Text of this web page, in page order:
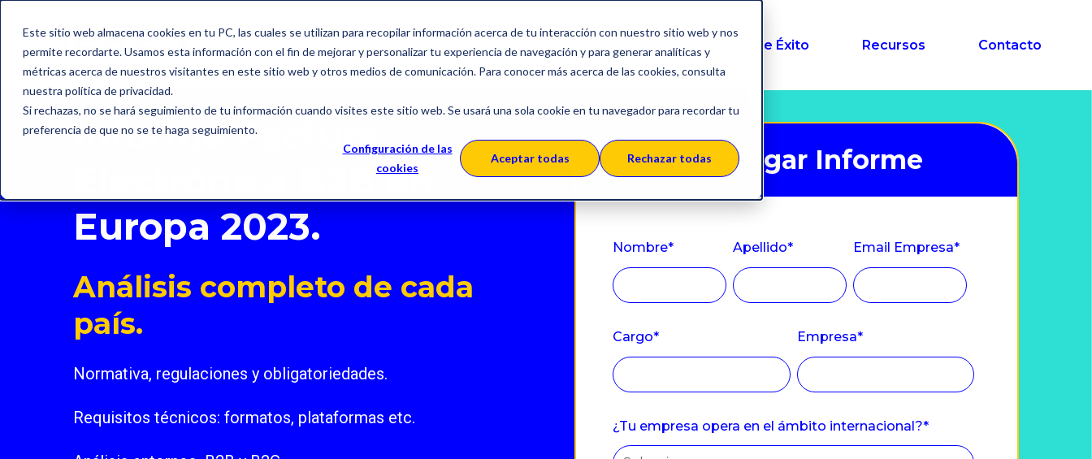
Este sitio web almacena cookies en tu PC, las cuales se utilizan para recopilar información acerca de tu interacción con nuestro sitio web y nos
permite recordarte. Usamos esta información con el fin de mejorar y personalizar tu experiencia de navegación y para generar analíticas y
métricas acerca de nuestros visitantes en este sitio web y otros medios de comunicación. Para conocer más acerca de las cookies, consulta
nuestra política de privacidad.
Si rechazas, no se hará seguimiento de tu información cuando visites este sitio web. Se usará una sola cookie en tu navegador para recordar tu
preferencia de que no se te haga seguimiento.
Configuración de las
cookies
Aceptar todas Rechazar todas
Soluciones Sobre SERES Casos de Éxito Recursos Contacto
Informe Factura
Electrónica B2B en
Europa 2023.
Análisis completo de cada
país.
Normativa, regulaciones y obligatoriedades.
Requisitos técnicos: formatos, plataformas etc.
Descargar Informe
Nombre* Apellido* Email Empresa*
Cargo* Empresa*
¿Tu empresa opera en el ámbito internacional?*